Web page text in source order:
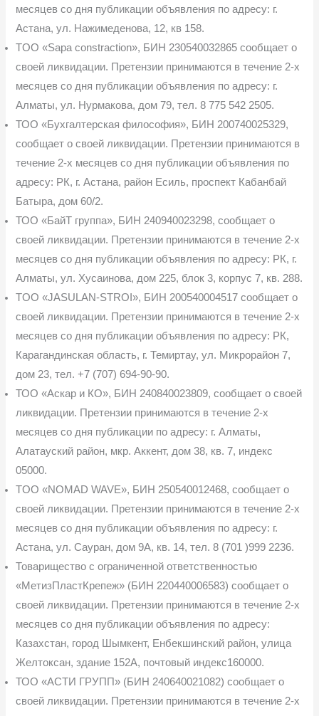
месяцев со дня публикации объявления по адресу: г.
Астана, ул. Нажимеденова, 12, кв 158.
TOO «Sapa constraction», БИН 230540032865 сообщает о
своей ликвидации. Пре­тензии принимаются в течение 2-х
месяцев со дня публикации объявления по адресу: г.
Алматы, ул. Нурмакова, дом 79, тел. 8 775 542 2505.
ТОО «Бухгалтерская философия», БИН 200740025329,
сообщает о своей ликви­дации. Претензии принимаются в
течение 2-х месяцев со дня публикации объявления по
адресу: РК, г. Астана, район Есиль, проспект Кабанбай
Батыра, дом 60/2.
ТОО «БайТ группа», БИН 240940023298, сообщает о
своей ликвидации. Претензии принимаются в течение 2-х
месяцев со дня публикации объявления по адресу: РК, г.
Алма­ты, ул. Хусаинова, дом 225, блок 3, корпус 7, кв. 288.
TOO «JASULAN-STROI», БИН 200540004517 сообщает о
своей ликвидации. Пре­тензии принимаются в течение 2-х
месяцев со дня публикации объявления по адресу: РК,
Карагандинская область, г. Темиртау, ул. Микрорайон 7,
дом 23, тел. +7 (707) 694-90-90.
ТОО «Аскар и КО», БИН 240840023809, сообщает о своей
ликвидации. Претензии принимаются в течение 2-х
месяцев со дня публикации по адресу: г. Алматы,
Алатауский район, мкр. Аккент, дом 38, кв. 7, индекс
05000.
TOO «NOMAD WAVE», БИН 250540012468, сообщает о
своей ликвидации. Претен­зии принимаются в течение 2-х
месяцев со дня публикации объявления по адресу: г.
Астана, ул. Сауран, дом 9А, кв. 14, тел. 8 (701 )999 2236.
Товарищество с ограниченной ответственностью
«МетизПластКрепеж» (БИН 220440006583) сообщает о
своей ликвидации. Претензии принимаются в течение 2-х
ме­сяцев со дня публикации объявления по адресу:
Казахстан, город Шымкент, Енбекшинский район, улица
Желтоксан, здание 152А, почтовый индекс160000.
ТОО «АСТИ ГРУПП» (БИН 240640021082) сообщает о
своей ликвидации. Пре­тензии принимаются в течение 2-х